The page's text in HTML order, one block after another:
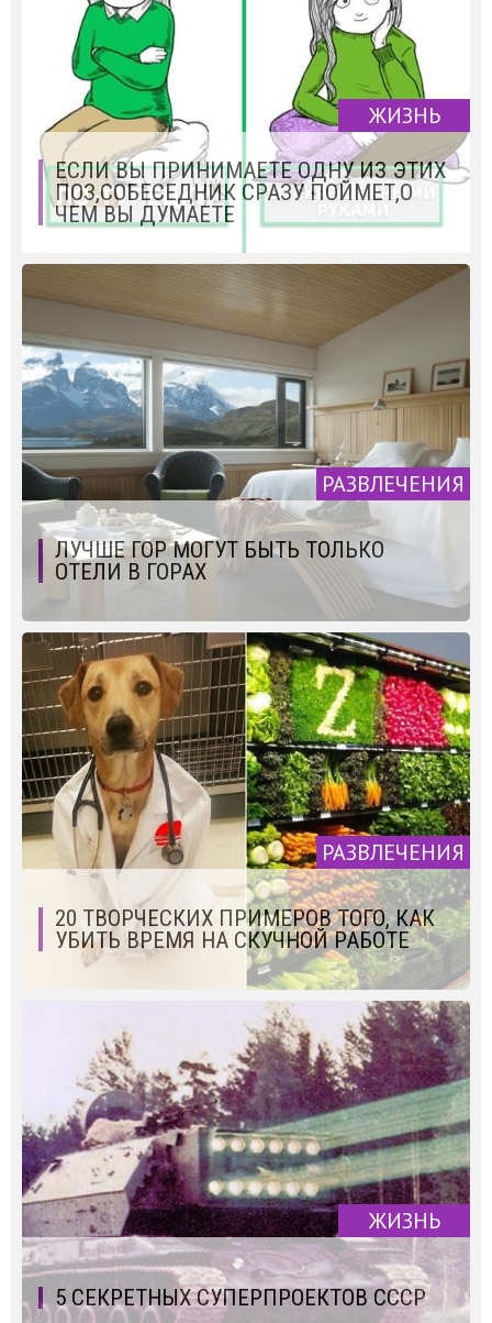
ЖИЗНЬ
ЕСЛИ ВЫ ПРИНИМАЕТЕ ОДНУ ИЗ ЭТИХ
ПОЗ,СОБЕСЕДНИК СРАЗУ ПОЙМЕТ,О
ЧЕМ ВЫ ДУМАЕТЕ
РАЗВЛЕЧЕНИЯ
ЛУЧШЕ ГОР МОГУТ БЫТЬ ТОЛЬКО
ОТЕЛИ В ГОРАХ
РАЗВЛЕЧЕНИЯ
20 ТВОРЧЕСКИХ ПРИМЕРОВ ТОГО, КАК
УБИТЬ ВРЕМЯ НА СКУЧНОЙ РАБОТЕ
ЖИЗНЬ
5 СЕКРЕТНЫХ СУПЕРПРОЕКТОВ СССР